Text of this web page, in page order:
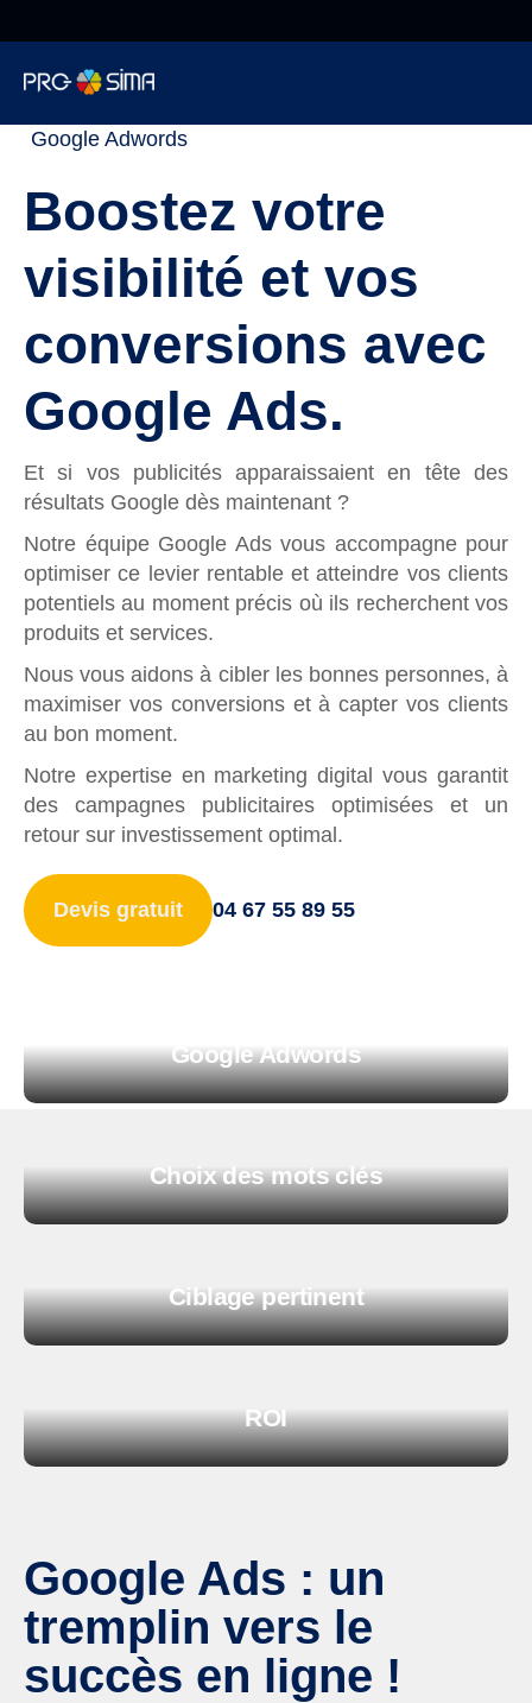
STOP
Informatique
Cybersécurité
Téléphonie
Web
Encaissement
Surveillance
Affichage
Google Adwords
Boostez votre
visibilité et vos
conversions avec
Google Ads.
Et si vos publicités apparaissaient en tête des
résultats Google dès maintenant ?
Notre équipe Google Ads vous accompagne pour
optimiser ce levier rentable et atteindre vos clients
potentiels au moment précis où ils recherchent vos
produits et services.
Nous vous aidons à cibler les bonnes personnes, à
maximiser vos conversions et à capter vos clients
au bon moment.
Notre expertise en marketing digital vous garantit
des campagnes publicitaires optimisées et un
retour sur investissement optimal.
Devis gratuit 04 67 55 89 55
Google Adwords
Choix des mots clés
Ciblage pertinent
ROI
Google Ads : un
tremplin vers le
succès en ligne !